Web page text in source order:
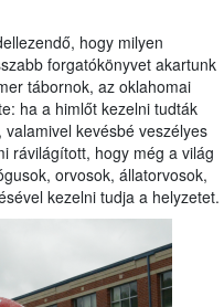
hogy milyen
forgatókönyvet akartunk
tábornok, az oklahomai
ha a himlőt kezelni tudták
kevésbé veszélyes
rávilágított, hogy még a világ
orvosok, állatorvosok,
kezelni tudja a helyzetet.